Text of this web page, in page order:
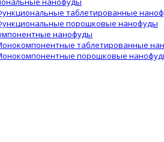
таблетированные
порошковые нанофуды
нанофуды
таблетированные
порошковые